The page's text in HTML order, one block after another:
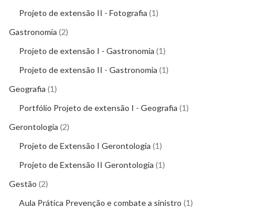
Projeto de extensão II - Fotografia 1
Gastronomia 2
Projeto de extensão I - Gastronomia 1
Projeto de extensão II - Gastronomia 1
Geografia 1
Portfólio Projeto de extensão I - Geografia 1
Gerontologia 2
Projeto de Extensão I Gerontologia 1
Projeto de Extensão II Gerontologia 1
Gestão 2
Aula Prática Prevenção e combate a sinistro 1